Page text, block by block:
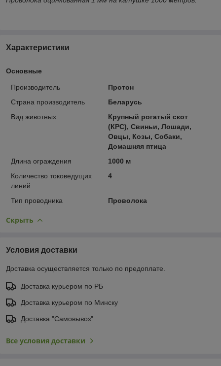
Характеристики
Основные
Производитель
Протон
Страна производитель
Беларусь
Вид животных
Крупный рогатый скот
(КРС), Свиньи, Лошади,
Овцы, Козы, Собаки,
Домашняя птица
Длина ограждения
1000 м
Количество токоведущих
линий
4
Тип проводника Проволока
Скрыть
Условия доставки
Доставка осуществляется только по предоплате.
Доставка курьером по РБ
Доставка курьером по Минску
Доставка "Самовывоз"
Все условия доставки